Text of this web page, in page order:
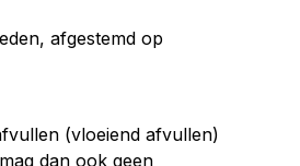
afgestemd op
(vloeiend afvullen)
dan ook geen